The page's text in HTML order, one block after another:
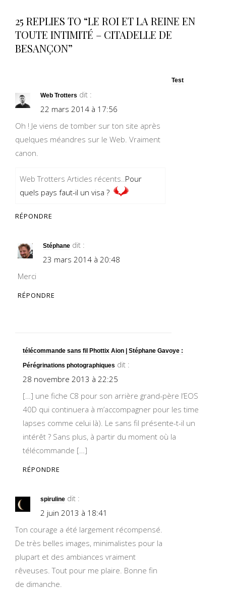
25 REPLIES TO “LE ROI ET LA REINE EN
TOUTE INTIMITÉ – CITADELLE DE
BESANÇON”
Web Trotters dit :
22 mars 2014 à 17:56
Oh ! Je viens de tomber sur ton site après
quelques méandres sur le Web. Vraiment
canon.
Web Trotters Articles récents..Pour
quels pays faut-il un visa ?
RÉPONDRE
Stéphane dit :
23 mars 2014 à 20:48
Merci
RÉPONDRE
Test
télécommande sans fil Phottix Aion | Stéphane Gavoye :
Pérégrinations photographiques dit :
28 novembre 2013 à 22:25
[…] une fiche C8 pour son arrière grand-père l’EOS
40D qui continuera à m’accompagner pour les time
lapses comme celui là). Le sans fil présente-t-il un
intérêt ? Sans plus, à partir du moment où la
télécommande […]
RÉPONDRE
spiruline dit :
2 juin 2013 à 18:41
Ton courage a été largement récompensé.
De très belles images, minimalistes pour la
plupart et des ambiances vraiment
rêveuses. Tout pour me plaire. Bonne fin
de dimanche.